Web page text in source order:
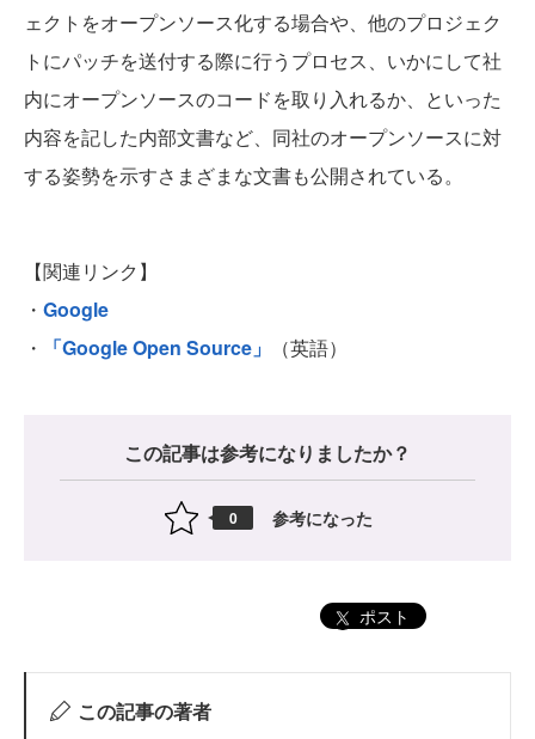
ェクトをオープンソース化する場合や、他のプロジェク
トにパッチを送付する際に行うプロセス、いかにして社
内にオープンソースのコードを取り入れるか、といった
内容を記した内部文書など、同社のオープンソースに対
する姿勢を示すさまざまな文書も公開されている。
【関連リンク】
・ Google
・
「Google Open Source」 （英語）
この記事は参考になりましたか？
0 参考になった
ポスト
この記事の著者